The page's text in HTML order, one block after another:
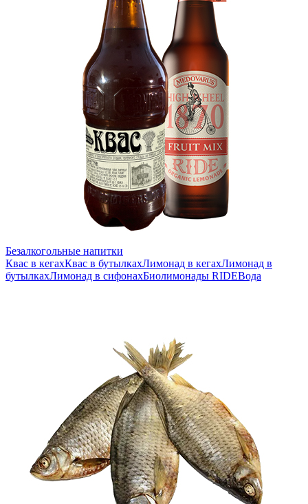
Безалкогольные напитки
Квас в кегахКвас в бутылкахЛимонад в кегахЛимонад в
бутылкахЛимонад в сифонахБиолимонады RIDEВода